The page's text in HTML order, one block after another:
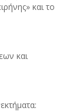
και το
και